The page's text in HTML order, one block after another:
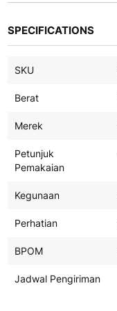
SPECIFICATIONS
SKU
Berat
Merek
Petunjuk
Pemakaian
Kegunaan
Perhatian
BPOM
Jadwal Pengiriman